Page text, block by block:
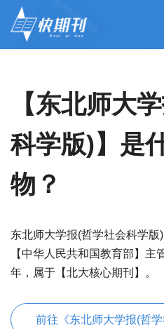
【东北师大
科学版)】是
物？
东北师大学报(哲学社会科学版
【中华人民共和国教育部】主
年，属于【北大核心期刊】。
前往《东北师大学报(哲